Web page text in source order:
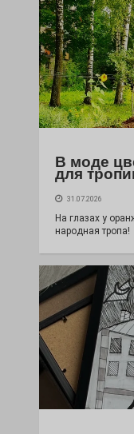
В моде
для
31.07.2026
На глазах у
народная тропа!